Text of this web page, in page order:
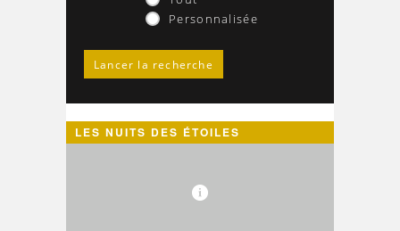
Personnalisée
LES NUITS DES ÉTOILES